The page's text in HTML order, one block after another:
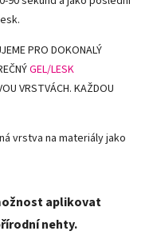
PRO DOKONALÝ
GEL/LESK
VRSTVÁCH. KAŽDOU
vrstva na materiály jako
aplikovat
nehty.